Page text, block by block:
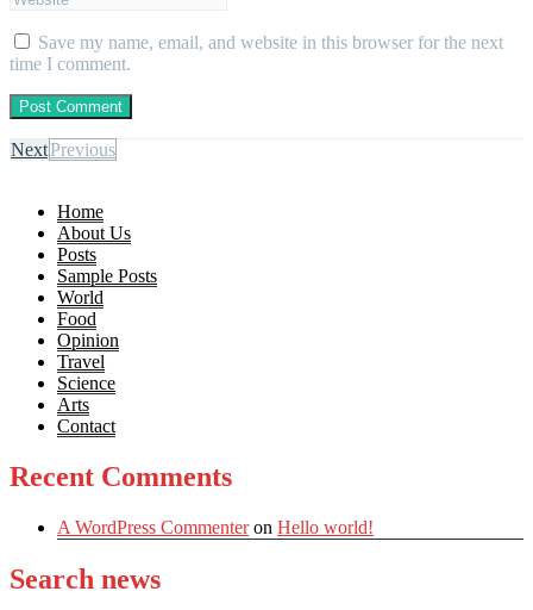
Save my name, email, and website in this browser for the next
time I comment.
NextPrevious
Home
About Us
Posts
Sample Posts
World
Food
Opinion
Travel
Science
Arts
Contact
Recent Comments
A WordPress Commenteron Hello world!
Search news